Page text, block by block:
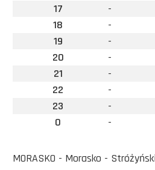
17
-
18
-
19
-
20
-
21
-
22
-
23
-
0
-
MORASKO - Morasko -